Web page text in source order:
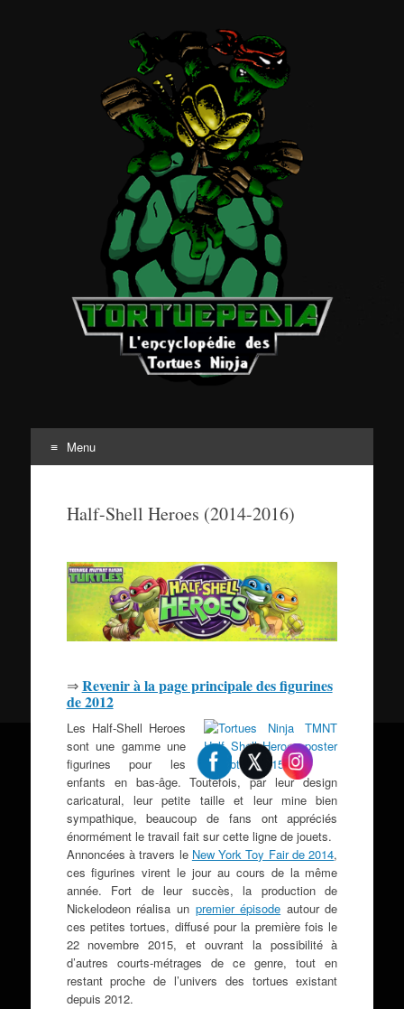
Menu
contenuHalf-Shell Heroes (2014-2016)
⇒Revenir à la page principale des figurines
de 2012
Les Half-Shell Heroes
sont une gamme une
figurines pour les
enfants en bas-âge. Toutefois, par leur design
caricatural, leur petite taille et leur mine bien
sympathique, beaucoup de fans ont appréciés
énormément le travail fait sur cette ligne de jouets.
Annoncées à travers le New York Toy Fair de 2014,
ces figurines virent le jour au cours de la même
année. Fort de leur succès, la production de
Nickelodeon réalisa un premier épisode autour de
ces petites tortues, diffusé pour la première fois le
22 novembre 2015, et ouvrant la possibilité à
d’autres courts-métrages de ce genre, tout en
restant proche de l’univers des tortues existant
depuis 2012.